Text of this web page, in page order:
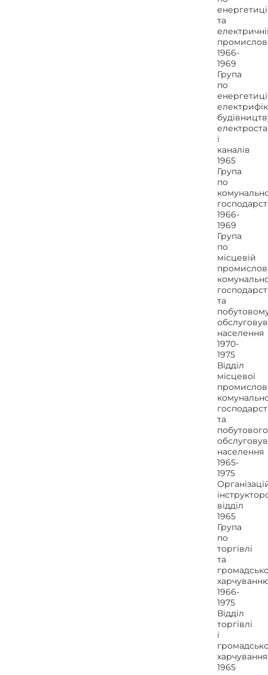
енергетиці
та
1966-
1969
Група
по
і
каналів
1965
Група
по
1966-
1969
Група
по
місцевій
та
населення
1970-
1975
Відділ
місцевої
та
побутового
населення
1965-
1975
відділ
1965
Група
по
торгівлі
та
1966-
1975
Відділ
торгівлі
і
харчування
1965